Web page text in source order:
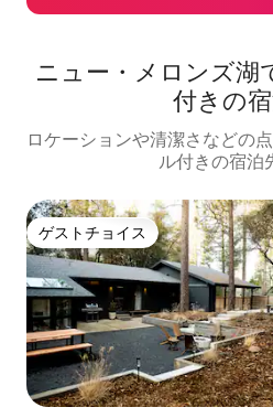
ニュー・メロンズ湖
付きの
ロケーションや清潔さなどの
ル付きの宿泊
ゲストチョイス
ゲストチョイス